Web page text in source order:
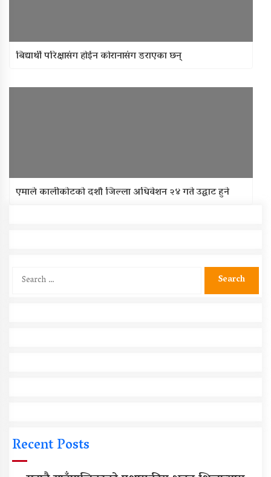
बिद्यार्थी परिक्षासंग हाेईन काेरानासंग डराएका छन्
एमाले कालीकोटको दशौ जिल्ला अधिवेशन २४ गते उद्घाट हुने
Search
Recent Posts